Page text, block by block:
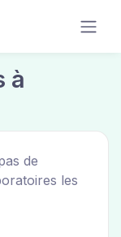
à
de
les